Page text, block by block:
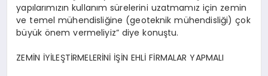
yapılarımızın kullanım sürelerini uzatmamız için zemin
ve temel mühendisliğine (geoteknik mühendisliği) çok
büyük önem vermeliyiz” diye konuştu.
ZEMİN İYİLEŞTİRMELERİNİ İŞİN EHLİ FİRMALAR YAPMALI